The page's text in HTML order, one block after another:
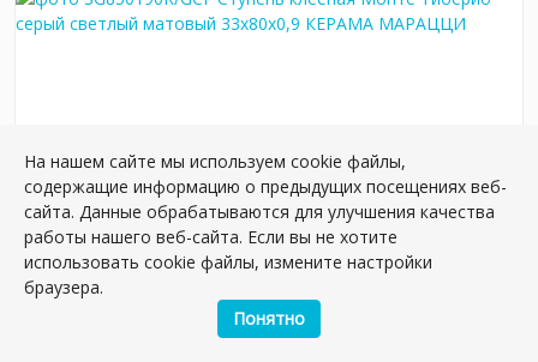
SG850190R/GCF Ступень клееная Монте
Тиберио серый светлый матовый 33x80x0,9
Артикул:SG850190R/GCF
Размер: 80*33 см
Вес: 6.9 кг
шт
На нашем сайте мы используем cookie файлы,
содержащие информацию о предыдущих посещениях веб-
сайта. Данные обрабатываются для улучшения качества
работы нашего веб-сайта. Если вы не хотите
использовать cookie файлы, измените настройки
браузера.
Понятно